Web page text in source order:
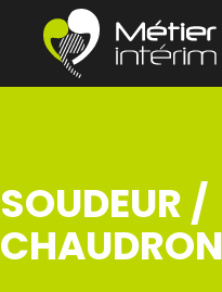
SOUDEUR /
Panneau de gestion des